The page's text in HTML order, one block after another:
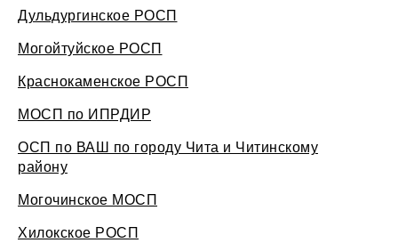
Дульдургинское РОСП
Могойтуйское РОСП
Краснокаменское РОСП
МОСП по ИПРДИР
ОСП по ВАШ по городу Чита и Читинскому
району
Могочинское МОСП
Хилокское РОСП